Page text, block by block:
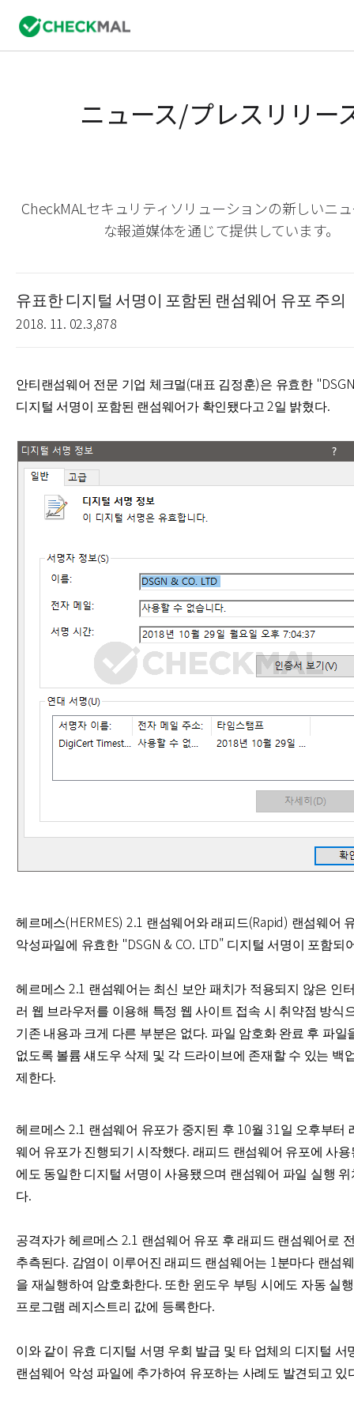
ニュース/プレスリリー
CheckMALセキュリティソリューションの新しいニ
な報道媒体を通じて提供しています。
유표한 디지털 서명이 포함된 랜섬웨어 유포 주의
2018. 11. 02.3,878
안티랜섬웨어 전문 기업 체크멀(대표 김정훈)은 유효한
디지털 서명이 포함된 랜섬웨어가 확인됐다고 2일 밝혔다.
헤르메스(HERMES) 2.1 랜섬웨어와 래피드(Rapid) 랜섬웨어
악성파일에 유효한 "DSGN & CO. LTD" 디지털 서명이 포함되
헤르메스 2.1 랜섬웨어는 최신 보안 패치가 적용되지 않은 인
러 웹 브라우저를 이용해 특정 웹 사이트 접속 시 취약점 방식
기존 내용과 크게 다른 부분은 없다. 파일 암호화 완료 후 파일
없도록 볼륨 섀도우 삭제 및 각 드라이브에 존재할 수 있는 백
제한다.
헤르메스 2.1 랜섬웨어 유포가 중지된 후 10월 31일 오후부터
웨어 유포가 진행되기 시작했다. 래피드 랜섬웨어 유포에 사
에도 동일한 디지털 서명이 사용됐으며 랜섬웨어 파일 실행
다.
공격자가 헤르메스 2.1 랜섬웨어 유포 후 래피드 랜섬웨어로
추측된다. 감염이 이루어진 래피드 랜섬웨어는 1분마다 랜섬
을 재실행하여 암호화한다. 또한 윈도우 부팅 시에도 자동 실
프로그램 레지스트리 값에 등록한다.
이와 같이 유효 디지털 서명 우회 발급 및 타 업체의 디지털 서
랜섬웨어 악성 파일에 추가하여 유포하는 사례도 발견되고 있